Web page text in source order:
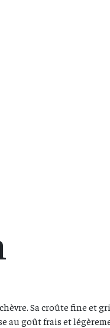
Sa croûte fine et
au goût frais et